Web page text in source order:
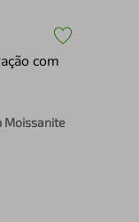
Moissanite